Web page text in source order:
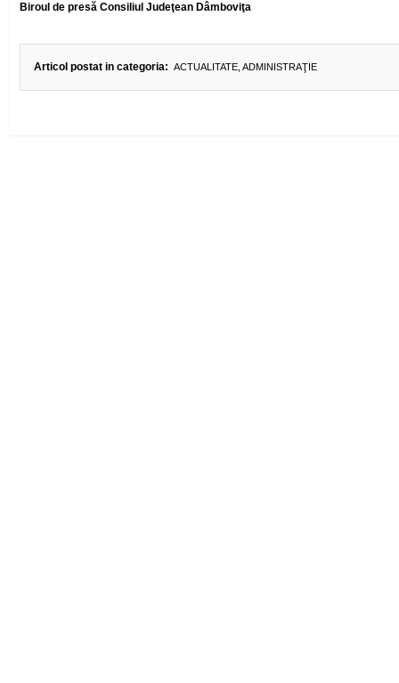
Biroul de presă Consiliul Judeţean Dâmboviţa
Articol postat in categoria: ACTUALITATE, ADMINISTRAŢIE